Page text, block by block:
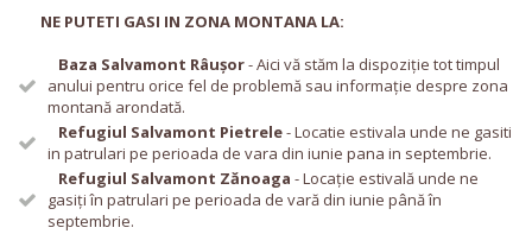
NE PUTETI GASI IN ZONA MONTANA LA:
Baza Salvamont Râușor- Aici vă stăm la dispoziție tot timpul
anului pentru orice fel de problemă sau informație despre zona
montană arondată.
Refugiul Salvamont Pietrele- Locatie estivala unde ne gasiti
in patrulari pe perioada de vara din iunie pana in septembrie.
Refugiul Salvamont Zănoaga - Locație estivală unde ne
gasiți în patrulari pe perioada de vară din iunie până în
septembrie.